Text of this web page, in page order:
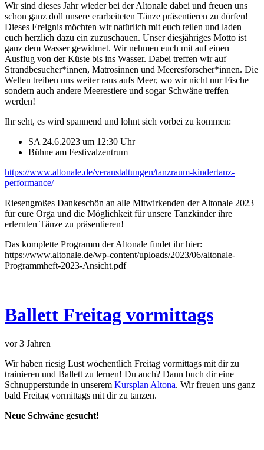
Wir sind dieses Jahr wieder bei der Altonale dabei und freuen uns
schon ganz doll unsere erarbeiteten Tänze präsentieren zu dürfen!
Dieses Ereignis möchten wir natürlich mit euch teilen und laden
euch herzlich dazu ein zuzuschauen. Unser diesjähriges Motto ist
ganz dem Wasser gewidmet. Wir nehmen euch mit auf einen
Ausflug von der Küste bis ins Wasser. Dabei treffen wir auf
Strandbesucher*innen, Matrosinnen und Meeresforscher*innen. Die
Wellen treiben uns weiter raus aufs Meer, wo wir nicht nur Fische
sondern auch andere Meerestiere und sogar Schwäne treffen
werden!
Ihr seht, es wird spannend und lohnt sich vorbei zu kommen:
SA 24.6.2023 um 12:30 Uhr
Bühne am Festivalzentrum
https://www.altonale.de/veranstaltungen/tanzraum-kindertanz-
performance/
Riesengroßes Dankeschön an alle Mitwirkenden der Altonale 2023
für eure Orga und die Möglichkeit für unsere Tanzkinder ihre
erlernten Tänze zu präsentieren!
Das komplette Programm der Altonale findet ihr hier:
https://www.altonale.de/wp-content/uploads/2023/06/altonale-
Programmheft-2023-Ansicht.pdf
Ballett Freitag vormittags
vor 3 Jahren
Wir haben riesig Lust wöchentlich Freitag vormittags mit dir zu
trainieren und Ballett zu lernen! Du auch? Dann buch dir eine
Schnupperstunde in unserem Kursplan Altona. Wir freuen uns ganz
bald Freitag vormittags mit dir zu tanzen.
Neue Schwäne gesucht!